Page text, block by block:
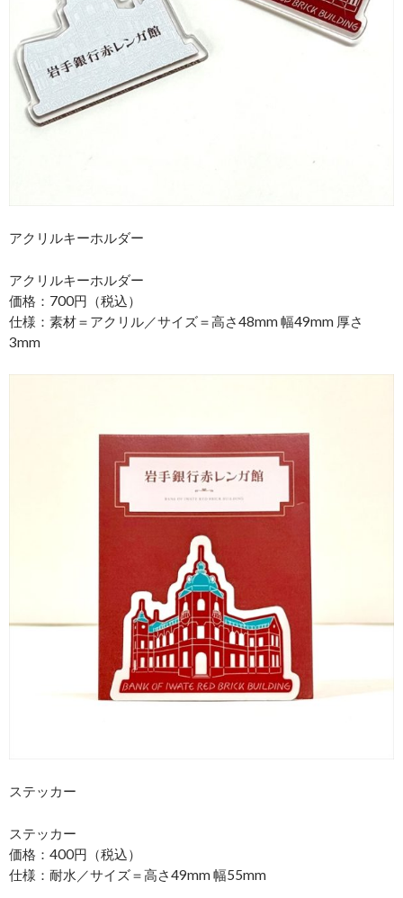
アクリルキーホルダー
アクリルキーホルダー
価格：700円（税込）
仕様：素材＝アクリル／サイズ＝高さ48mm 幅49mm 厚さ
3mm
ステッカー
ステッカー
価格：400円（税込）
仕様：耐水／サイズ＝高さ49mm 幅55mm